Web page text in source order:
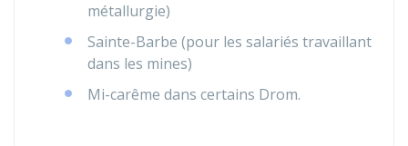
métallurgie)
Sainte-Barbe (pour les salariés travaillant
dans les mines)
Mi-carême dans certains Drom.